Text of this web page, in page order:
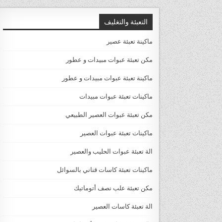
التعبئة والتغليف
ماكينة تعبئة عصير
مكن تعبئة عبوات مبيدات و عطور
ماكينة تعبئة عبوات مبيدات و عطور
ماكينات تعبئة عبوات مبيدات
مكن تعبئة عبوات العصير الطبيعي
ماكينات تعبئة عبوات العصير
الة تعبئة عبوات الحليب والعصير
ماكينات تعبئة كاسات قناني بالسوائل
مكن تعبئة علب نصف أتوماتيك
الة تعبئة كاسات العصير